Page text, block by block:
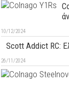
10/12/2024
Scott Addict RC:
26/11/2024